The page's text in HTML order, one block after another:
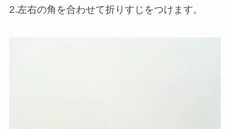
2.左右の角を合わせて折りすじをつけます。